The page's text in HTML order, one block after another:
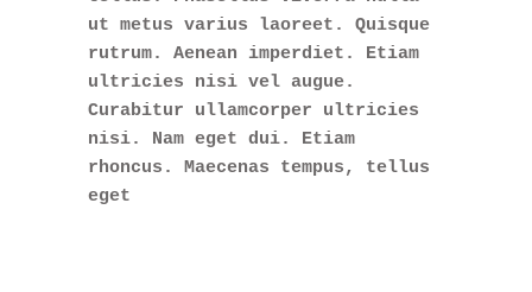
ut metus varius laoreet. Quisque
rutrum. Aenean imperdiet. Etiam
ultricies nisi vel augue.
Curabitur ullamcorper ultricies
nisi. Nam eget dui. Etiam
rhoncus. Maecenas tempus, tellus
eget